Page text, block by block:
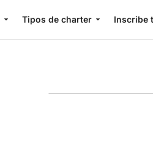
Tipos de charter Inscribe